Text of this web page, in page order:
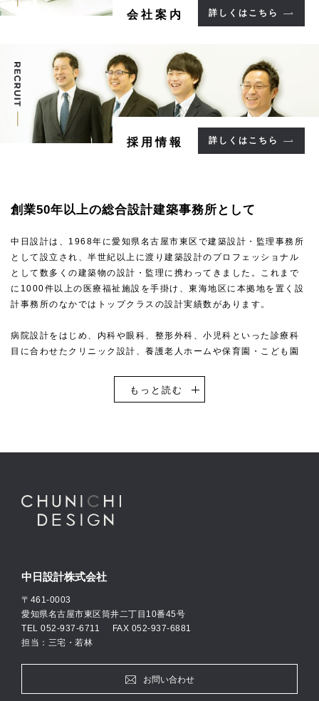
設計事例《事務所》を更新しました。
会社案内 詳しくはこちら
採用情報 詳しくはこちら
創業50年以上の総合設計建築事務所として
中日設計は、1968年に愛知県名古屋市東区で建築設計・監理事務所
として設立され、半世紀以上に渡り建築設計のプロフェッショナル
として数多くの建築物の設計・監理に携わってきました。これまで
に1000件以上の医療福祉施設を手掛け、東海地区に本拠地を置く設
計事務所のなかではトップクラスの設計実績数があります。
病院設計をはじめ、内科や眼科、整形外科、小児科といった診療科
目に合わせたクリニック設計、養護老人ホームや保育園・こども園
スパート設計士が自社に在籍し、お客様の思いやご要望に柔軟に対
応できる設計体制を整えています。
す。
もっと読む
中日設計株式会社
〒461-0003
愛知県名古屋市東区筒井二丁目10番45号
TEL 052-937-6711 FAX 052-937-6881
担当：三宅・若林
お問い合わせ